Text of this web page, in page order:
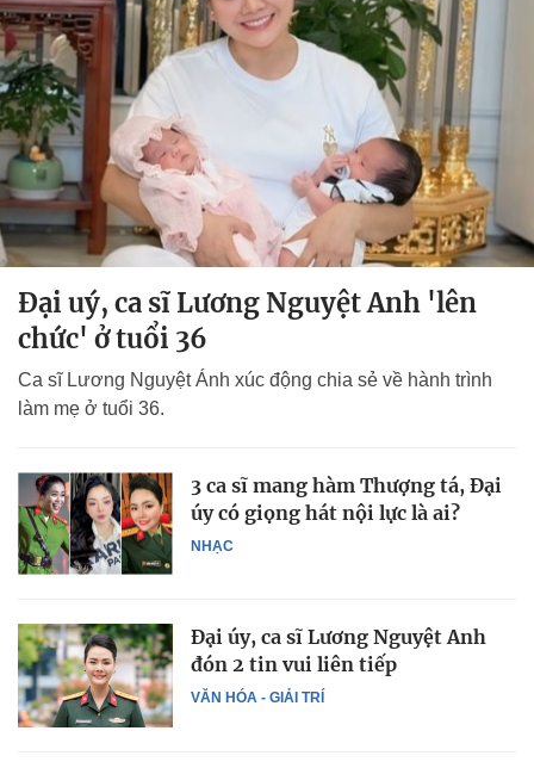
Đại uý, ca sĩ Lương Nguyệt Anh 'lên
chức' ở tuổi 36
Ca sĩ Lương Nguyệt Ánh xúc động chia sẻ về hành trình
làm mẹ ở tuổi 36.
NHẠC
3 ca sĩ mang hàm Thượng tá, Đại
úy có giọng hát nội lực là ai?
VĂN HÓA - GIẢI TRÍ
Đại úy, ca sĩ Lương Nguyệt Anh
đón 2 tin vui liên tiếp